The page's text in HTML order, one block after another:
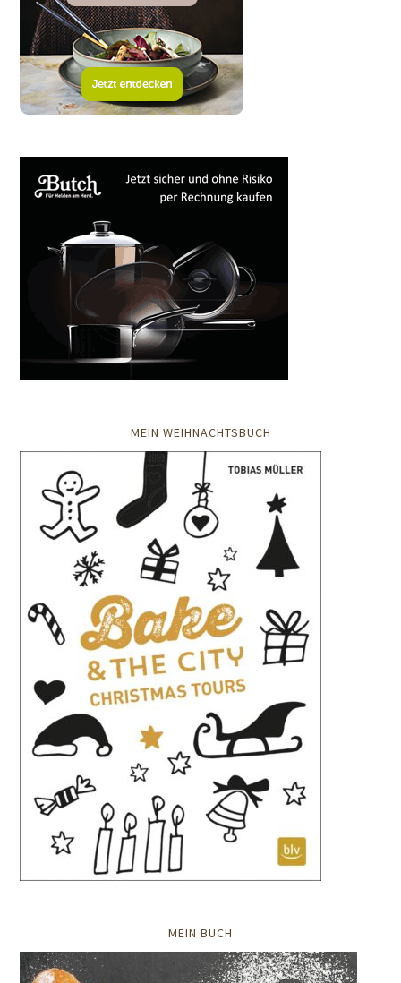
MEIN WEIHNACHTSBUCH
MEIN BUCH